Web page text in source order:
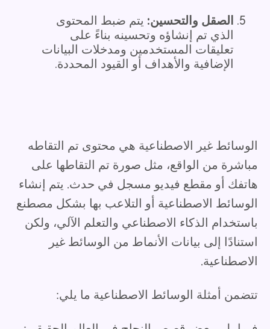
الصقل والتحسين: يتم ضبط المحتوى
الذي تم إنشاؤه وتحسينه بناءً على
تعليقات المستخدمين ومدخلات البيانات
الإضافية والأهداف أو القيود المحددة.
الوسائط غير الاصطناعية هي محتوى تم التقاطه
مباشرة من الواقع، مثل صورة تم التقاطها على
هاتفك أو مقطع فيديو مسجل في حدث. يتم إنشاء
الوسائط الاصطناعية أو التلاعب بها بشكل مصطنع
باستخدام الذكاء الاصطناعي والتعلم الآلي، ولكن
استنادًا إلى بيانات الأنماط من الوسائط غير
الاصطناعية.
تتضمن أمثلة الوسائط الاصطناعية ما يلي: